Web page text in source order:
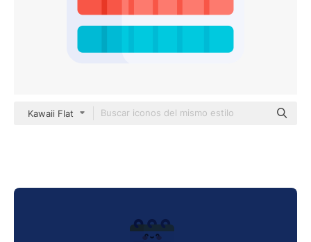
Kawaii Flat